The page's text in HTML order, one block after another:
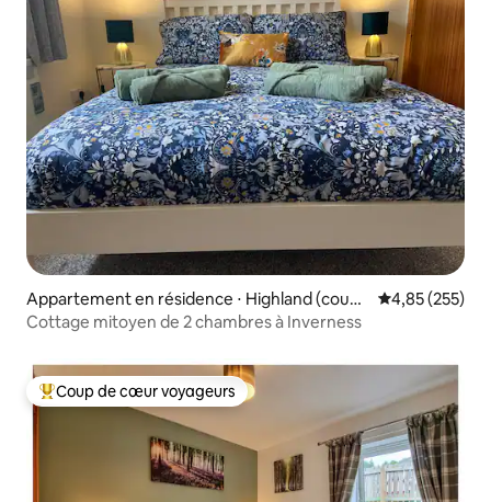
Appartement en résidence ⋅ Highland (counc
il area)
Évaluation
4,85 (255)
Cottage mitoyen de 2 chambres à Inverness
Coups de cœur voyageurs les plus appréciés
Coup de cœur voyageurs